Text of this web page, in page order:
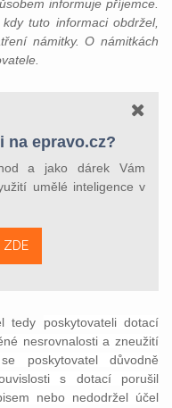
informuje příjemce.
tuto informaci obdržel,
námitky. O námitkách
na epravo.cz?
a jako dárek Vám
umělé inteligence v
ZDE
tedy poskytovateli dotací
nesrovnalosti a zneužití
poskytovatel důvodně
s dotací porušil
nebo nedodržel účel